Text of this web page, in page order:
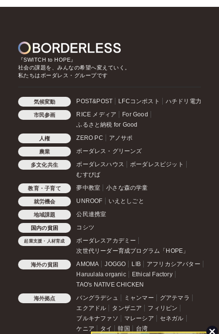
『SWITCH to HOPE』
社会の課題を、みんなの希望へ変えていく。
私たちはボーダレス・グループです
気候変動 POST&POST LFCコンポスト ハチドリ電力
市民参画 RICE メディア
For Good
ふるさと納税 for Good
人権 ZERO PC アノサポ
農業 ボーダレス・グリーンズ
多文化共生 ボーダレスハウス
ボーダレスビジット
むすびば
教育・子育て 夢中教室 小さな森の学童
就労機会 UNROOF いえとしごと
地域課題 公民連携室
国内の貧困 コシツ
起業支援・人材育成
ボーダレスアカデミー
次世代リーダー育成プログラム「HOPE」
海外の貧困 AMOMA JOGGO LIB
アフリカシアバター
Haruulala organic
Ethical Factory
TAO's NATIVE CHICKEN
海外拠点 バングラデシュ ミャンマー
グアテマラ
エクアドル
タンザニア
フィリピン
ブルキナファソ
マレーシア
セネガル
ケニア
タイ 韓国 台湾